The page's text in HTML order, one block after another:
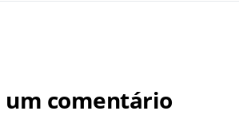
um comentário